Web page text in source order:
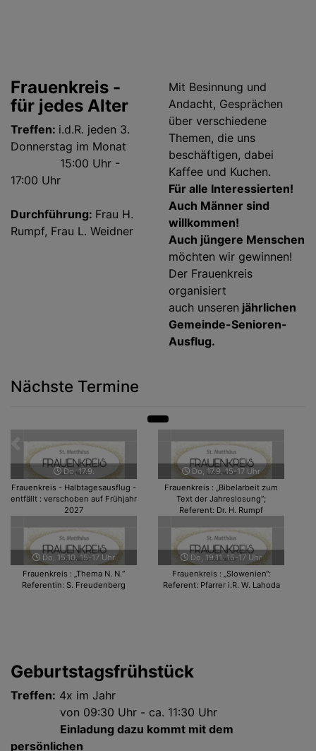
Frauenkreis -
für jedes Alter
Treffen: i.d.R. jeden 3.
Donnerstag im Monat
15:00 Uhr -
17:00 Uhr
Durchführung: Frau H.
Rumpf, Frau L. Weidner
Mit Besinnung und
Andacht, Gesprächen
über verschiedene
Themen, die uns
beschäftigen, dabei
Kaffee und Kuchen.
Für alle Interessierten!
Auch Männer sind
willkommen!
Auch jüngere Menschen
möchten wir gewinnen!
Der Frauenkreis
organisiert
auch unseren jährlichen
Gemeinde-Senioren-
Ausflug.
Nächste Termine
Do, 17.9.
Frauenkreis - Halbtagesausflug -
entfällt : verschoben auf Frühjahr
2027
Do, 17.9. 15-17 Uhr
Frauenkreis : „Bibelarbeit zum
Text der Jahreslosung“;
Referent: Dr. H. Rumpf
Do, 15.10. 15-17 Uhr
Frauenkreis : „Thema N. N.“
Referentin: S. Freudenberg
Do, 19.11. 15-17 Uhr
Frauenkreis : „Slowenien“:
Referent: Pfarrer i.R. W. Lahoda
Zurück
Geburtstagsfrühstück
Treffen: 4x im Jahr
von 09:30 Uhr - ca. 11:30 Uhr
Einladung dazu kommt mit dem
persönlichen